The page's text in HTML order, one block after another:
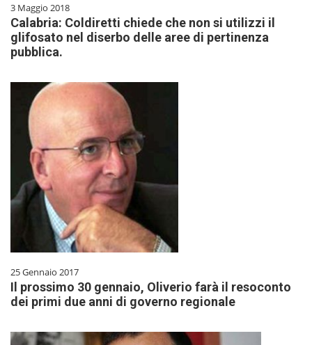
3 Maggio 2018
Calabria: Coldiretti chiede che non si utilizzi il
glifosato nel diserbo delle aree di pertinenza
pubblica.
25 Gennaio 2017
Il prossimo 30 gennaio, Oliverio farà il resoconto
dei primi due anni di governo regionale